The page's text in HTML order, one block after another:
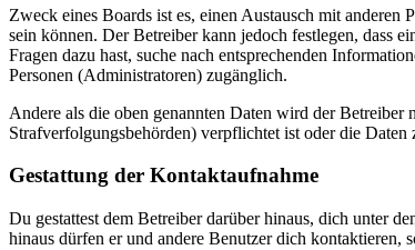
Zweck eines Boards ist es, einen Austausch mit
sein können. Der Betreiber kann jedoch festlegen, dass
Fragen dazu hast, suche nach entsprechenden
Personen (Administratoren) zugänglich.
Andere als die oben genannten Daten wird der
Strafverfolgungsbehörden) verpflichtet ist oder die
Gestattung der Kontaktaufnahme
Du gestattest dem Betreiber darüber hinaus, dich unter
hinaus dürfen er und andere Benutzer dich kontaktieren,